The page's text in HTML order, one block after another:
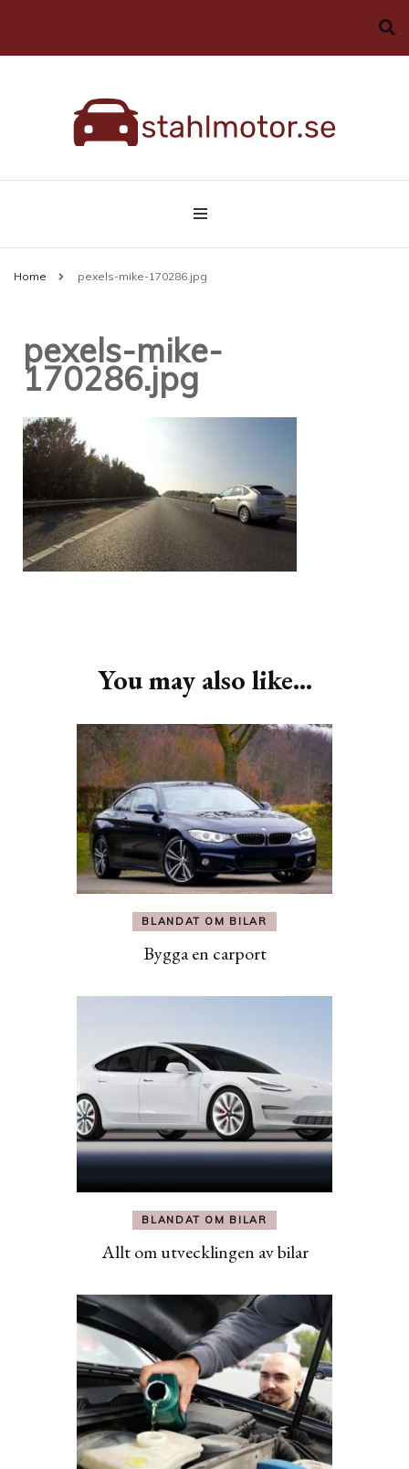
stahlmotor.se
Home pexels-mike-170286.jpg
pexels-mike-
170286.jpg
NavigationYou may also like...
BLANDAT OM BILAR
Bygga en carport
BLANDAT OM BILAR
Allt om utvecklingen av bilar